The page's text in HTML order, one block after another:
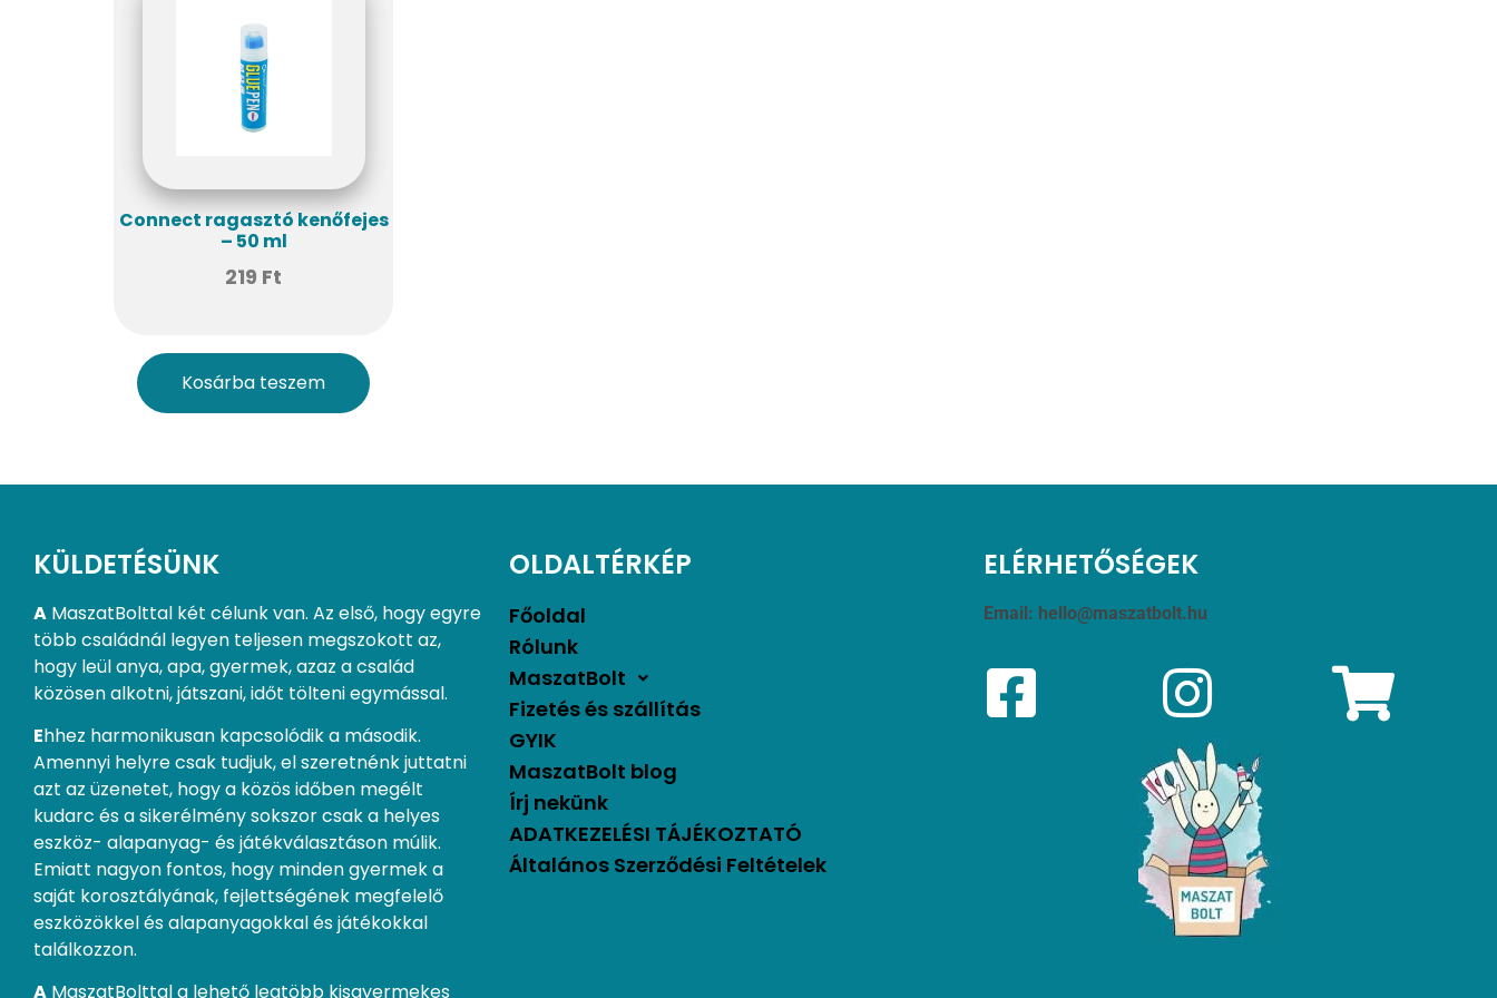
Connect ragasztó kenőfejes
– 50 ml
219 Ft
Kosárba teszem
KÜLDETÉSÜNK
A MaszatBolttal két célunk van. Az első, hogy egyre
több családnál legyen teljesen megszokott az,
hogy leül anya, apa, gyermek, azaz a család
közösen alkotni, játszani, időt tölteni egymással.
Ehhez harmonikusan kapcsolódik a második.
Amennyi helyre csak tudjuk, el szeretnénk juttatni
azt az üzenetet, hogy a közös időben megélt
kudarc és a sikerélmény sokszor csak a helyes
eszköz- alapanyag- és játékválasztáson múlik.
Emiatt nagyon fontos, hogy minden gyermek a
saját korosztályának, fejlettségének megfelelő
eszközökkel és alapanyagokkal és játékokkal
találkozzon.
A MaszatBolttal a lehető legtöbb kisgyermekes
OLDALTÉRKÉP
Főoldal
Rólunk
MaszatBolt
Fizetés és szállítás
GYIK
MaszatBolt blog
Írj nekünk
ADATKEZELÉSI TÁJÉKOZTATÓ
Általános Szerződési Feltételek
ELÉRHETŐSÉGEK
Email: hello@maszatbolt.hu